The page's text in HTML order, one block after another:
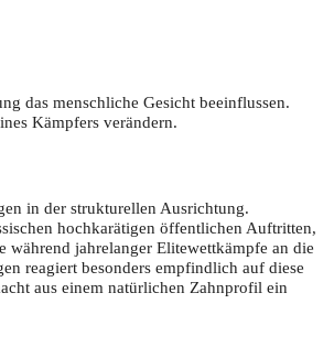
das menschliche Gesicht beeinflussen.
Kämpfers verändern.
in der strukturellen Ausrichtung.
hochkarätigen öffentlichen Auftritten,
jahrelanger Elitewettkämpfe an die
reagiert besonders empfindlich auf diese
aus einem natürlichen Zahnprofil ein